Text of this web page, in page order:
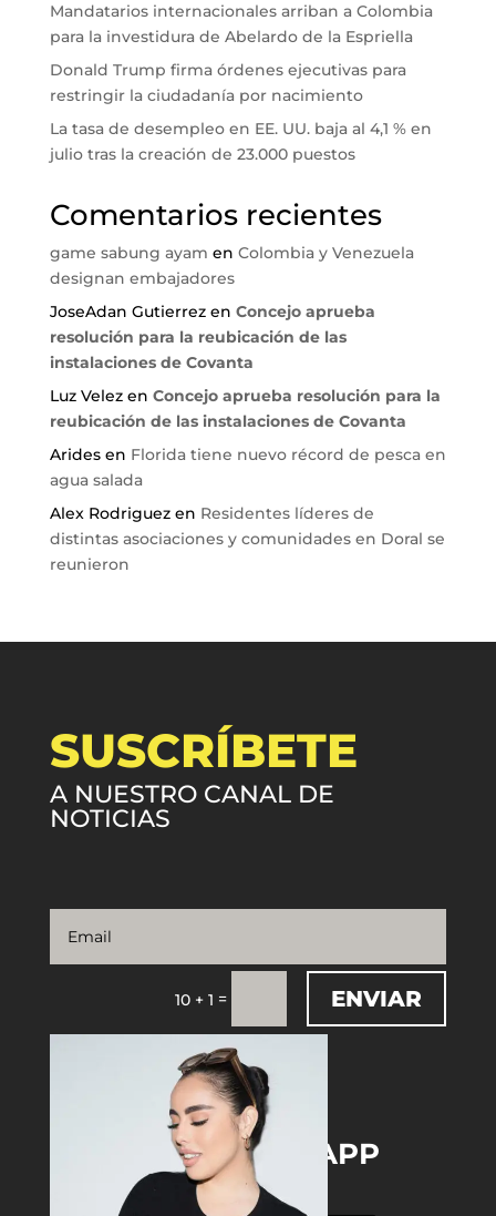
Mandatarios internacionales arriban a Colombia
para la investidura de Abelardo de la Espriella
Donald Trump firma órdenes ejecutivas para
restringir la ciudadanía por nacimiento
La tasa de desempleo en EE. UU. baja al 4,1 % en
julio tras la creación de 23.000 puestos
Comentarios recientes
game sabung ayam en Colombia y Venezuela
designan embajadores
JoseAdan Gutierrezen Concejo aprueba
resolución para la reubicación de las
instalaciones de Covanta
Luz Velezen Concejo aprueba resolución para la
reubicación de las instalaciones de Covanta
Aridesen Florida tiene nuevo récord de pesca en
agua salada
Alex Rodriguezen Residentes líderes de
distintas asociaciones y comunidades en Doral se
reunieron
SUSCRÍBETE
A NUESTRO CANAL DE
NOTICIAS
10 + 1 = ENVIAR
DOWNLOAD THE APP